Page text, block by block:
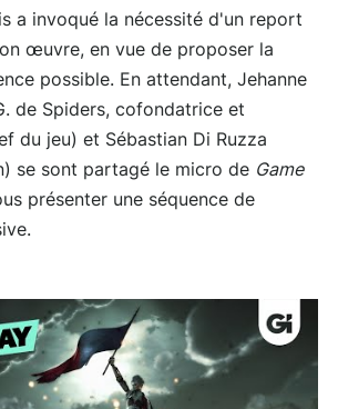
a invoqué la nécessité d'un report
œuvre, en vue de proposer la
possible. En attendant, Jehanne
de Spiders, cofondatrice et
du jeu) et Sébastian Di Ruzza
se sont partagé le micro de Game
présenter une séquence de